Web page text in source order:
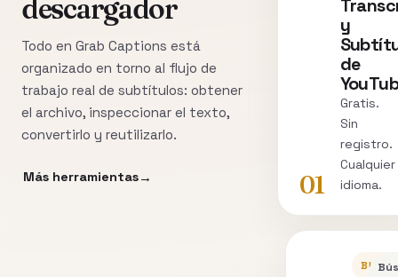
descargador
Todo en Grab Captions está
organizado en torno al flujo de
trabajo real de subtítulos: obtener
el archivo, inspeccionar el texto,
convertirlo y reutilizarlo.
Más herramientas 01
y
de
Gratis.
Sin
registro.
Cualquier
idioma.